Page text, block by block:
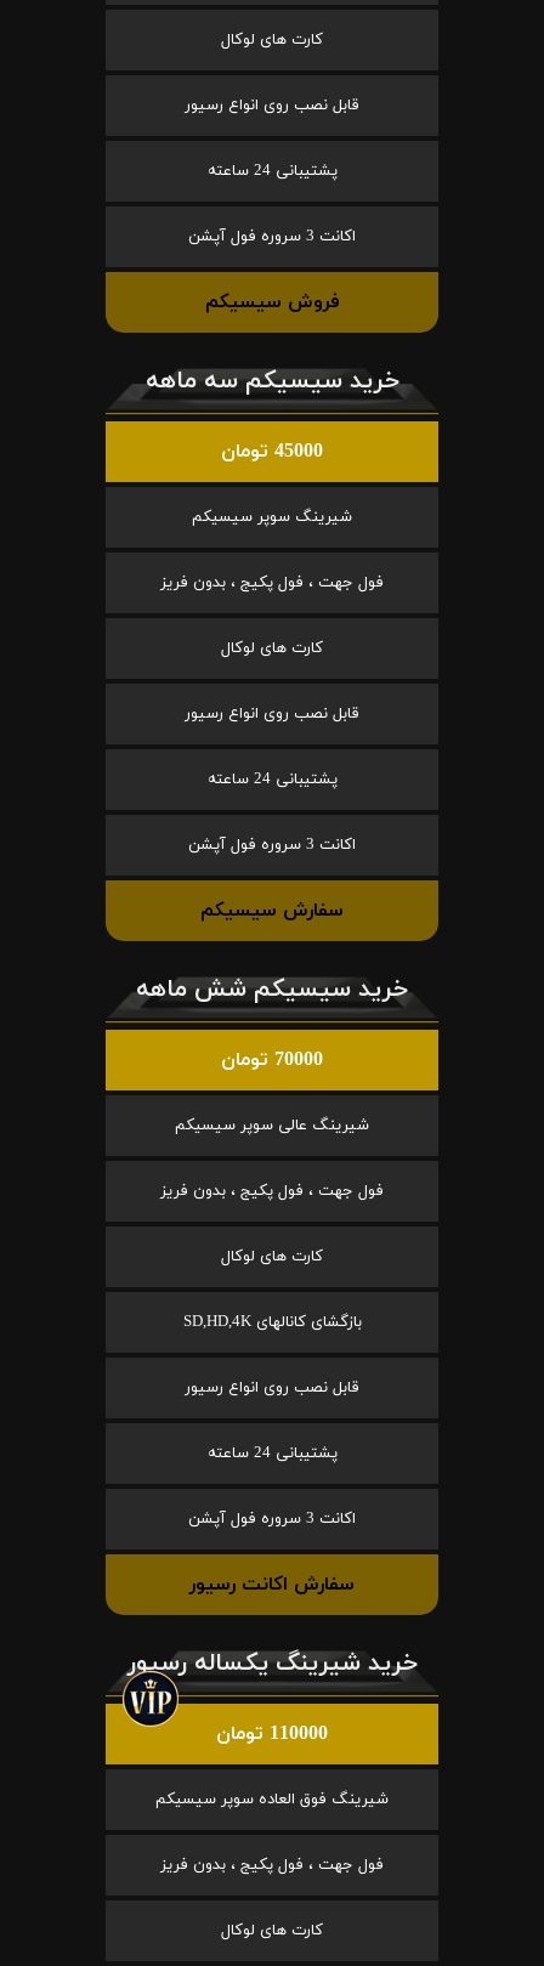
کارت های لوکال
قابل نصب روی انواع رسیور
پشتیبانی 24 ساعته
اکانت 3 سروره فول آپشن
فروش سیسیکم
خرید سیسیکم سه ماهه
45000 تومان
شیرینگ سوپر سیسیکم
فول جهت ، فول پکیج ، بدون فریز
کارت های لوکال
قابل نصب روی انواع رسیور
پشتیبانی 24 ساعته
اکانت 3 سروره فول آپشن
سفارش سیسیکم
خرید سیسیکم شش ماهه
70000 تومان
شیرینگ عالی سوپر سیسیکم
فول جهت ، فول پکیج ، بدون فریز
کارت های لوکال
بازگشای کانالهای SD,HD,4K
قابل نصب روی انواع رسیور
پشتیبانی 24 ساعته
اکانت 3 سروره فول آپشن
سفارش اکانت رسیور
خرید شیرینگ یکساله رسیور
110000 تومان
شیرینگ فوق العاده سوپر سیسیکم
فول جهت ، فول پکیج ، بدون فریز
کارت های لوکال